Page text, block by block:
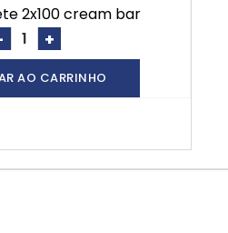
2x100 cream bar
+
AO CARRINHO